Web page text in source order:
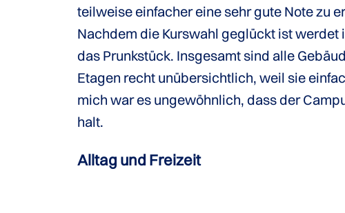
teilweise einfacher eine sehr gute Note zu
Nachdem die Kurswahl geglückt ist werdet
das Prunkstück. Insgesamt sind alle
Etagen recht unübersichtlich, weil sie
mich war es ungewöhnlich, dass der
halt.
Alltag und Freizeit